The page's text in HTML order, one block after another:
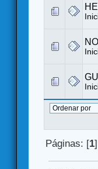
Páginas: [1]